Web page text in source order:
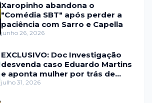
Xaropinho abandona o
"Comédia SBT" após perder a
paciência com Sarro e Capella
junho 26, 2026
EXCLUSIVO: Doc Investigação
desvenda caso Eduardo Martins
e aponta mulher por trás de
fraude internacional
julho 31, 2026